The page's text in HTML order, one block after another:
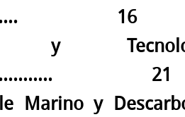
16
y
21
Marino y